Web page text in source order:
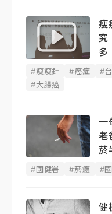
瘦
究
多
#瘦瘦針 #癌症 #
#大腸癌
一
老
菸
#國健署 #菸癮 #
健